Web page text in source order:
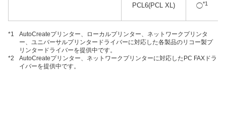
PCL6(PCL XL) ◯*1
*1
AutoCreateプリンター、ローカルプリンター、ネットワークプリンタ
ー、ユニバーサルプリンタードライバーに対応した各製品のリコー製プ
リンタードライバーを提供中です。
*2
AutoCreateプリンター、ネットワークプリンターに対応したPC FAXドラ
イバーを提供中です。